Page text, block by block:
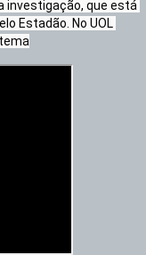
investigação, que está
Estadão. No UOL